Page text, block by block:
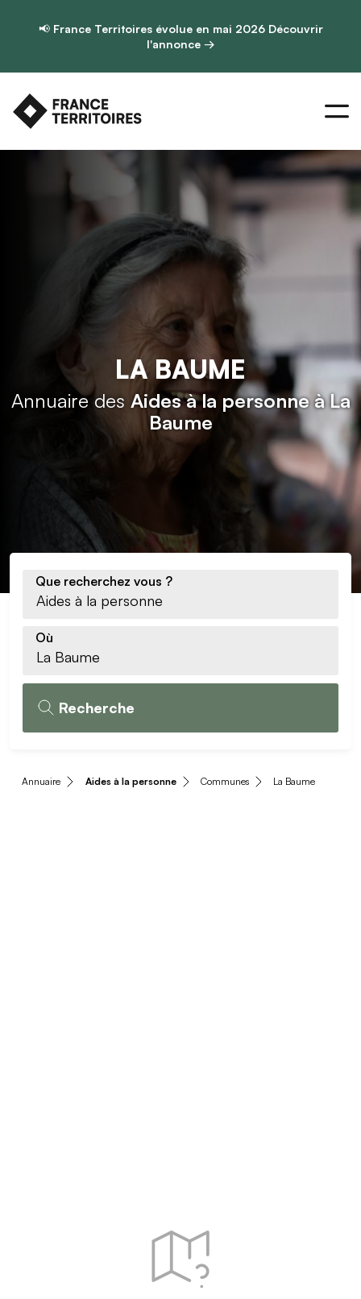
📢 France Territoires évolue en mai 2026 Découvrir
l'annonce →
LA BAUME
Annuaire des Aides à la personne à La
Baume
Que recherchez vous ?
Où
Recherche
Annuaire Aides à la personne Communes La Baume